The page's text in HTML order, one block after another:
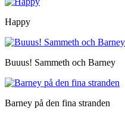
Happy
Buuus! Sammeth och Barney
Barney på den fina stranden